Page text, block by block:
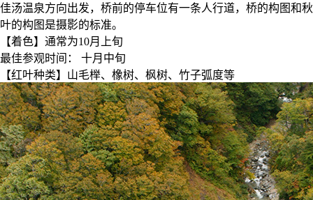
佳汤温泉方向出发，桥前的停车位有一条人行道，桥的构图和秋
叶的构图是摄影的标准。
【着色】通常为10月上旬
最佳参观时间： 十月中旬
【红叶种类】山毛榉、橡树、枫树、竹子弧度等